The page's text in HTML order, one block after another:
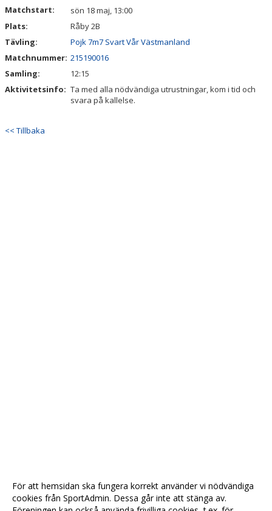
KONTAKT
INTRESSEANMÄLAN
Matchstart:
sön 18 maj, 13:00
Plats:
Råby 2B
Tävling:
Pojk 7m7 Svart Vår Västmanland
Matchnummer: 215190016
Samling:
12:15
Aktivitetsinfo: Ta med alla nödvändiga utrustningar, kom i tid och
svara på kallelse.
<< Tillbaka
För att hemsidan ska fungera korrekt använder vi nödvändiga
cookies från SportAdmin. Dessa går inte att stänga av.